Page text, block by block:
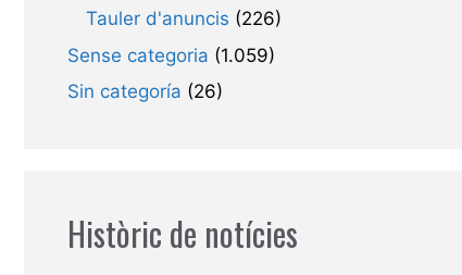
Tauler d'anuncis (226)
Sense categoria (1.059)
Sin categoría (26)
Històric de notícies